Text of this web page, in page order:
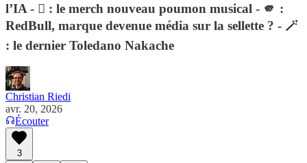
l’IA -  : le merch nouveau poumon musical - 🫵 :
RedBull, marque devenue média sur la sellette ? - 🪄
: le dernier Toledano Nakache
Christian Riedi
avr. 20, 2026
Écouter
3